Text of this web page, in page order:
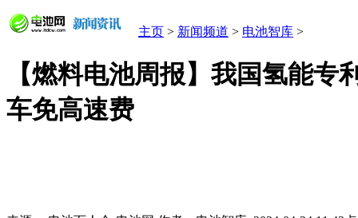
主页 > 新闻频道 > 电池智库 >
【燃料电池周报】我国氢能
车免高速费